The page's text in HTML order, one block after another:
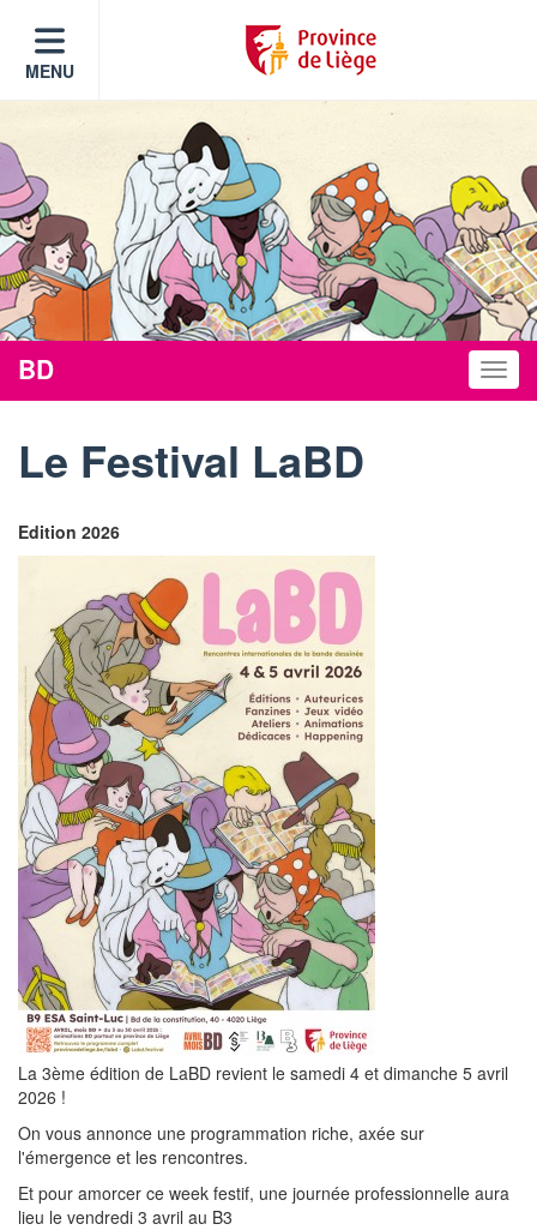
MENU
BD
Le Festival LaBD
Edition 2026
La 3ème édition de LaBD revient le samedi 4 et dimanche 5 avril
2026 !
On vous annonce une programmation riche, axée sur
l'émergence et les rencontres.
Et pour amorcer ce week festif, une journée professionnelle aura
lieu le vendredi 3 avril au B3